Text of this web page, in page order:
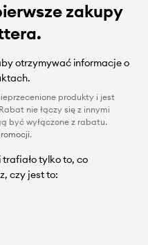
zakupy
otrzymywać informacje o
produkty i jest
nie łączy się z innymi
być wyłączone z rabatu.
.
tylko to, co
czy jest to: